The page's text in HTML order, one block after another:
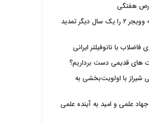
ناسا مأموریت ۴۸ ساله وویجر ۲ را یک سال دیگر تمدید
های قدیمی دست برداریم؟
شیراز با اولویت‌بخشی به
علمی و امید به آینده علمی